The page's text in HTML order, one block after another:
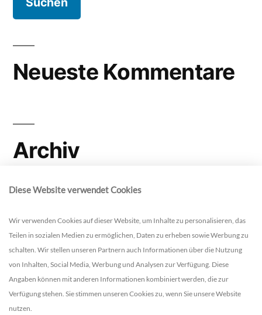
Neueste Kommentare
Archiv
Kategorien
Keine Kategorien
Diese Website verwendet Cookies
Wir verwenden Cookies auf dieser Website, um Inhalte zu personalisieren, das
Teilen in sozialen Medien zu ermöglichen, Daten zu erheben sowie Werbung zu
schalten. Wir stellen unseren Partnern auch Informationen über die Nutzung
von Inhalten, Social Media, Werbung und Analysen zur Verfügung. Diese
Angaben können mit anderen Informationen kombiniert werden, die zur
Verfügung stehen. Sie stimmen unseren Cookies zu, wenn Sie unsere Website
nutzen.